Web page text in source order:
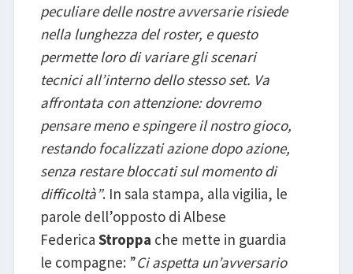
peculiare delle nostre avversarie risiede
nella lunghezza del roster, e questo
permette loro di variare gli scenari
tecnici all’interno dello stesso set. Va
affrontata con attenzione: dovremo
pensare meno e spingere il nostro gioco,
restando focalizzati azione dopo azione,
senza restare bloccati sul momento di
difficoltà”. In sala stampa, alla vigilia, le
parole dell’opposto di Albese
Federica Stroppa che mette in guardia
le compagne: ”Ci aspetta un’avversario